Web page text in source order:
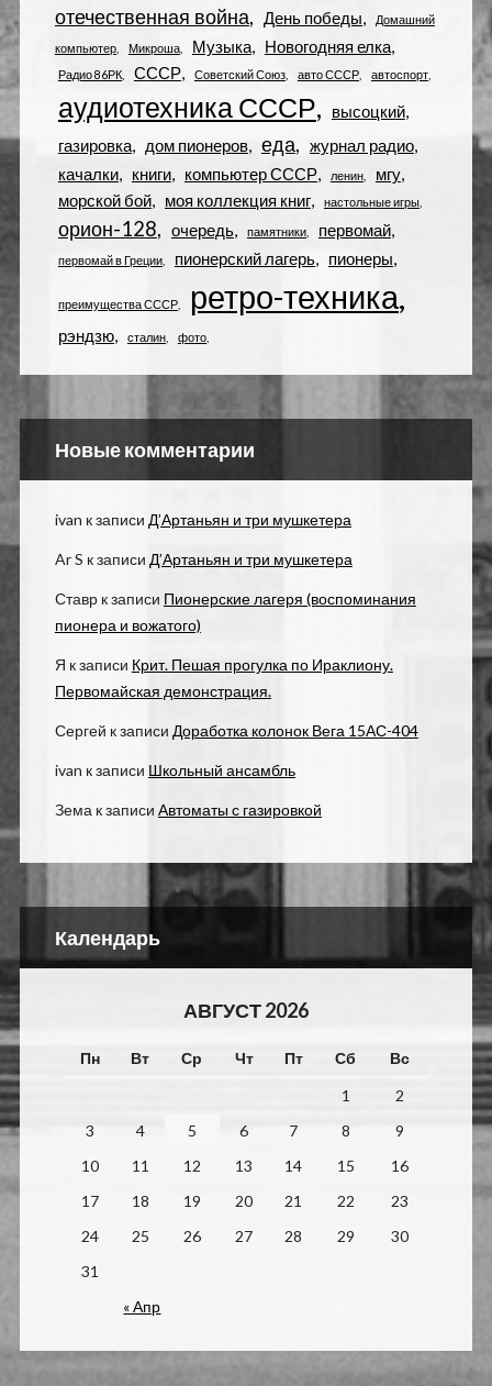
отечественная война
День победы
Домашний
компьютер
Микроша Музыка Новогодняя елка
Радио 86РК СССР Советский Союз авто СССР автоспорт
аудиотехника СССР
высоцкий
газировка
дом пионеров еда
журнал радио
качалки
книги компьютер СССР ленин
мгу
морской бой
моя коллекция книг настольные игры
орион-128 очередь памятники первомай
первомай в Греции пионерский лагерь пионеры
преимущества СССР ретро-техника
рэндзю сталин фото
Новые комментарии
ivan к записи Д’Артаньян и три мушкетера
Ar S к записи Д’Артаньян и три мушкетера
Ставрк записи Пионерские лагеря (воспоминания
пионера и вожатого)
Я к записи Крит. Пешая прогулка по Ираклиону.
Первомайская демонстрация.
Сергей к записи Доработка колонок Вега 15АС-404
ivan к записи Школьный ансамбль
Зема к записи Автоматы с газировкой
Календарь
АВГУСТ 2026
Пн Вт Ср Чт Пт Сб Вс
« Апр
1
2
3
4 5 6 7 8
9
10
11 12 13 14 15
16
17
18 19 20 21 22
23
24
25 26 27 28 29
30
31